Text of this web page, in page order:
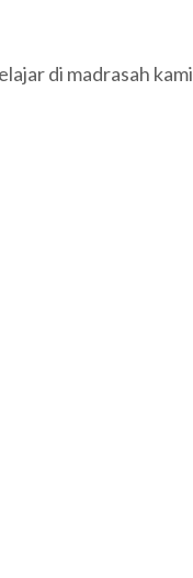
di madrasah kami